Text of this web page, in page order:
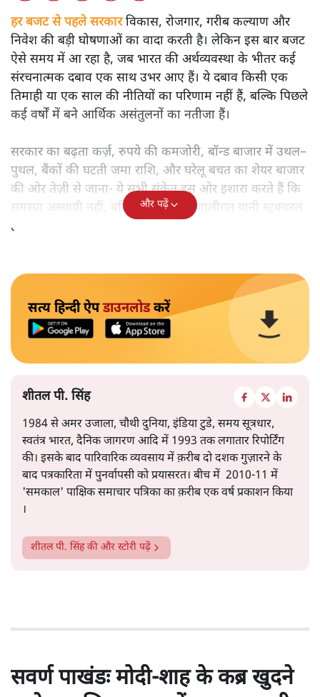
हर बजट से पहले सरकारविकास, रोजगार, गरीब कल्याण और
निवेश की बड़ी घोषणाओं का वादा करती है। लेकिन इस बार बजट
ऐसे समय में आ रहा है, जब भारत की अर्थव्यवस्था के भीतर कई
संरचनात्मक दबाव एक साथ उभर आए हैं। ये दबाव किसी एक
तिमाही या एक साल की नीतियों का परिणाम नहीं हैं, बल्कि पिछले
कई वर्षों में बने आर्थिक असंतुलनों का नतीजा हैं।
सरकार का बढ़ता कर्ज़, रुपये की कमजोरी, बॉन्ड बाजार में उथल–
पुथल, बैंकों की घटती जमा राशि, और घरेलू बचत का शेयर बाजार
की ओर तेज़ी से जाना- ये सभी संकेत इस ओर इशारा करते हैं कि
समस्या अस्थायी नहीं, बल्कि गहरी और प्रणालीगत यानी स्ट्रक्चरल
है।
और पढ़ें
सत्य हिन्दी ऐपडाउनलोडकरें
शीतल पी. सिंह
1984 से अमर उजाला, चौथी दुनिया, इंडिया टुडे, समय सूत्रधार,
स्वतंत्र भारत, दैनिक जागरण आदि में 1993 तक लगातार रिपोर्टिंग
की। इसके बाद पारिवारिक व्यवसाय में क़रीब दो दशक गुज़ारने के
बाद पत्रकारिता में पुनर्वापसी को प्रयासरत। बीच में 2010-11 में
'समकाल' पाक्षिक समाचार पत्रिका का क़रीब एक वर्ष प्रकाशन किया
।
शीतल पी. सिंहकी और स्टोरी पढ़ें
सवर्ण पाखंडः मोदी-शाह के कब्र खुदने